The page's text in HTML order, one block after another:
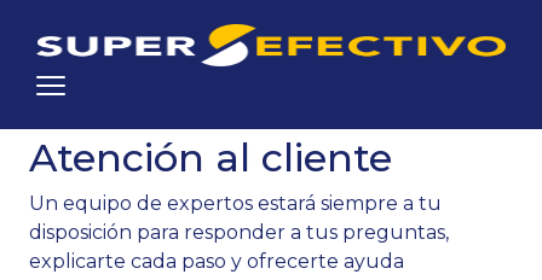
Atención al cliente
Un equipo de expertos estará siempre a tu
disposición para responder a tus preguntas,
explicarte cada paso y ofrecerte ayuda